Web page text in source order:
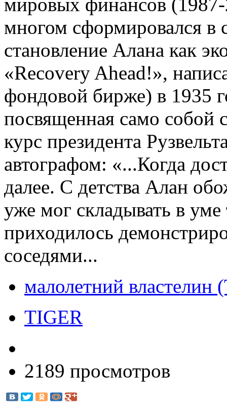
многом сформировался в
становление Алана как
«Recovery Ahead!»,
фондовой бирже) в 1935
посвященная само
курс президента
автографом: «...Когда
далее. С детства Алан
уже мог складывать в
приходилось
соседями...
малолетний властелин
TIGER
2189 просмотров